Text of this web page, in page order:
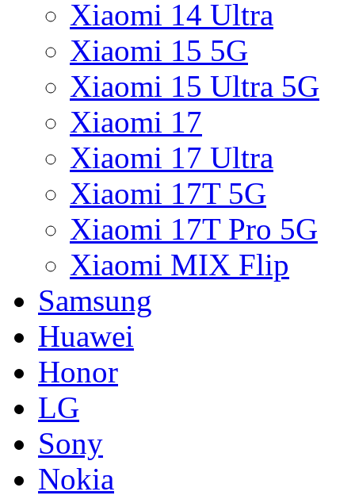
Xiaomi 14 Ultra
Xiaomi 15 5G
Xiaomi 15 Ultra 5G
Xiaomi 17
Xiaomi 17 Ultra
Xiaomi 17T 5G
Xiaomi 17T Pro 5G
Xiaomi MIX Flip
Samsung
Huawei
Honor
LG
Sony
Nokia